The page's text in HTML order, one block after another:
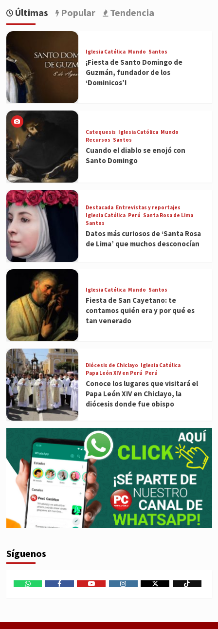
Últimas Popular Tendencia
Iglesia Católica Mundo Santos
¡Fiesta de Santo Domingo de
Guzmán, fundador de los
‘Dominicos’!
Catequesis Iglesia Católica Mundo
Recursos Santos
Cuando el diablo se enojó con
Santo Domingo
Destacada Entrevistas y reportajes
Iglesia Católica Perú Santa Rosa de Lima
Santos
Datos más curiosos de ‘Santa Rosa
de Lima’ que muchos desconocían
Iglesia Católica Mundo Santos
Fiesta de San Cayetano: te
contamos quién era y por qué es
tan venerado
Diócesis de Chiclayo Iglesia Católica
Papa León XIV en Perú Perú
Conoce los lugares que visitará el
Papa León XIV en Chiclayo, la
diócesis donde fue obispo
Síguenos